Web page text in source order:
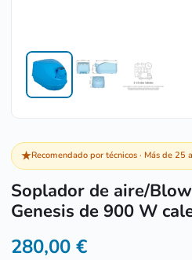
★Recomendado por técnicos · Más de 25
Soplador de aire/
Genesis de 900 W
280,00 €